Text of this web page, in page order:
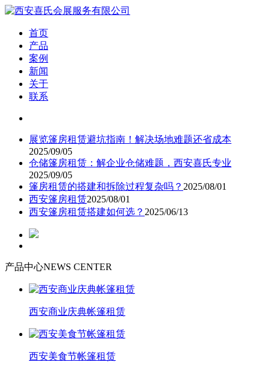
首页
产品
案例
新闻
关于
联系
展览篷房租赁避坑指南！解决场地难题还省成本
2025/09/05
仓储篷房租赁：解企业仓储难题，西安喜氏专业
2025/09/05
篷房租赁的搭建和拆除过程复杂吗？ 2025/08/01
西安篷房租赁2025/08/01
西安篷房租赁搭建如何选？ 2025/06/13
产品中心NEWS CENTER
西安商业庆典帐篷租赁
西安美食节帐篷租赁